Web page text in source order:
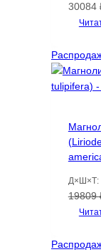
30084
Д×Ш×Т:
19809